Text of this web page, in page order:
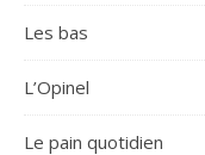
Les bas
L’Opinel
Le pain quotidien